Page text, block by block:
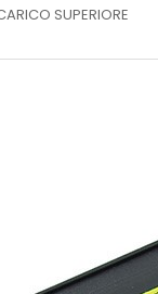
SUPERIORE